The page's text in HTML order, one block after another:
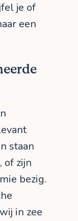
je of
een
staan
of zijn
bezig.
in zee